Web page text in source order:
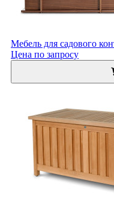
Мебель для садового
Цена по запросу